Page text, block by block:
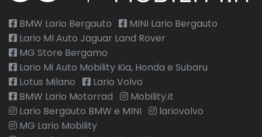
BMW Lario Bergauto
MINI Lario Bergauto
Lario MI Auto Jaguar Land Rover
MG Store Bergamo
Lario Mi Auto Mobility Kia, Honda e Subaru
Lotus Milano
Lario Volvo
BMW Lario Motorrad
Mobility.it
Lario Bergauto BMW e MINI
lariovolvo
MG Lario Mobility